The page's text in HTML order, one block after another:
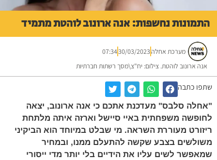
נחשפות: אנה ארונוב לוהטת מתמיד
מערכת אחלה 30/03/2023
07:34
ארונוב לוהטת. צילום: יח"צ\מסך רשתות חברתיות
כתבה
סלבס" מעדכנת אתכם כי אנה ארונוב, יצאה
משפחתית באיי סיישל וארזה איתה מלתחת
מעוררת השראה. מי שבלט במיוחד הוא הביקיני
בצבע שקשה להתעלם ממנו, ובמחיר
לשים עליו את הידיים בלי יותר מדי ייסורי